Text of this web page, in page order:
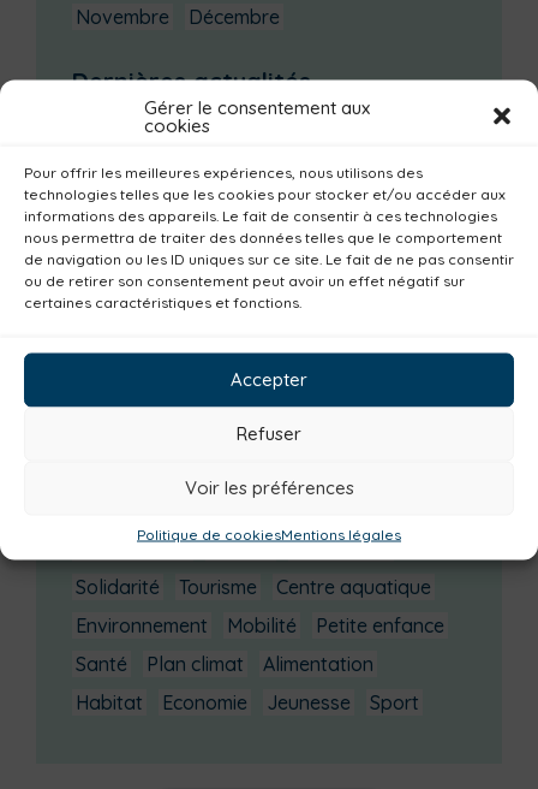
Gérer le consentement aux
cookies
Pour offrir les meilleures expériences, nous utilisons des
technologies telles que les cookies pour stocker et/ou accéder aux
informations des appareils. Le fait de consentir à ces technologies
nous permettra de traiter des données telles que le comportement
de navigation ou les ID uniques sur ce site. Le fait de ne pas consentir
ou de retirer son consentement peut avoir un effet négatif sur
certaines caractéristiques et fonctions.
Accepter
Refuser
Voir les préférences
Politique de cookiesMentions légales
Novembre Décembre
Dernières actualités
Groupe d’échanges entre parents : phobie
Ateliers sur la périnatalité
La saison culturelle 2026-2027 est lancée !
Changements d’horaires activités jeunes
Enquête publique
Catégories actualités / agenda
Consommer local
Urbanisme
Institutionnel
Culture
Non classé
Solidarité
Tourisme
Centre aquatique
Environnement
Mobilité
Petite enfance
Santé
Plan climat
Alimentation
Habitat
Economie Jeunesse Sport